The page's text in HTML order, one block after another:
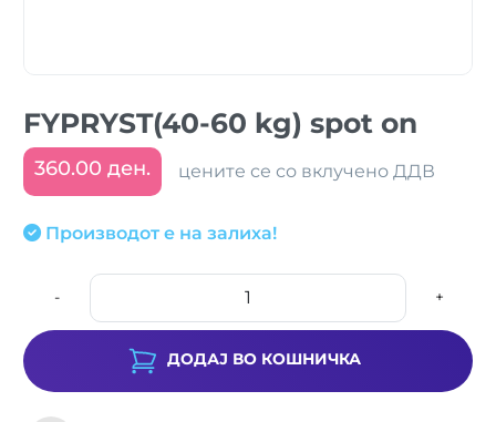
FYPRYST(40-60 kg) spot on
360.00 ден. цените се со вклучено ДДВ
Производот е на залиха!
- +
ДОДАЈ ВО КОШНИЧКА